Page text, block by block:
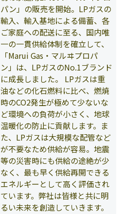
パン」の販売を開始。LPガスの
輸入、輸入基地による備蓄、各
ご家庭への配送に至る、国内唯
一の一貫供給体制を確立して、
「Marui Gas・マルヰプロパ
ン」は、LPガスのNo.1ブランド
に成長しました。 LPガスは重
油などの化石燃料に比べ、燃焼
時のCO2発生が極めて少ないな
ど環境への負荷が小さく、地球
温暖化の防止に貢献します。ま
た、LPガスは大規模な配管など
が不要なため供給が容易。地震
等の災害時にも供給の途絶が少
なく、最も早く供給再開できる
エネルギーとして高く評価され
ています。弊社は皆様と共に明
るい未来を創造していきます。